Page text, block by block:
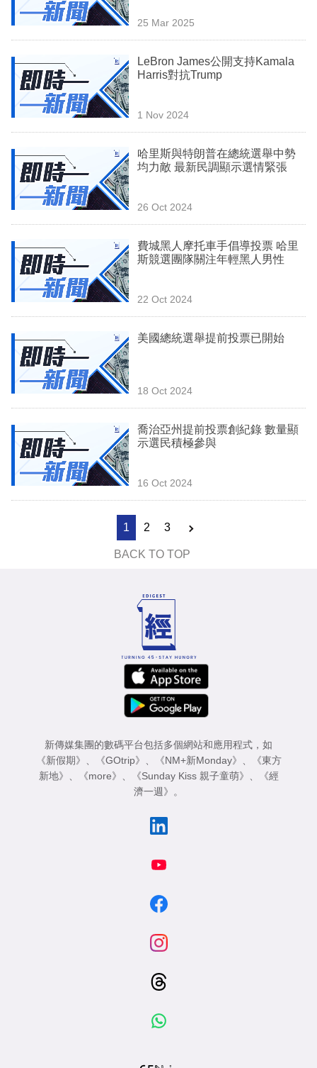
事
訂
閱
25 Mar 2025
LeBron James公開支持Kamala
Harris對抗Trump
1 Nov 2024
哈里斯與特朗普在總統選舉中勢
均力敵 最新民調顯示選情緊張
26 Oct 2024
費城黑人摩托車手倡導投票 哈里
斯競選團隊關注年輕黑人男性
22 Oct 2024
美國總統選舉提前投票已開始
18 Oct 2024
喬治亞州提前投票創紀錄 數量顯
示選民積極參與
16 Oct 2024
1 2 3
BACK TO TOP
新傳媒集團的數碼平台包括多個網站和應用程式，如
《新假期》 、 《GOtrip》 、 《NM+新Monday》 、
《東方
新地》 、 《more》 、 《Sunday Kiss 親子童萌》 、
《經
濟一週》 。